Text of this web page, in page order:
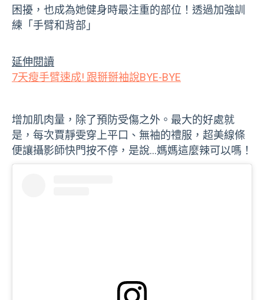
困擾，也成為她健身時最注重的部位！透過加強訓
練「手臂和背部」
延伸閱讀
7天瘦手臂速成! 跟掰掰袖說BYE-BYE
增加肌肉量，除了預防受傷之外。最大的好處就
是，每次賈靜雯穿上平口、無袖的禮服，超美線條
便讓攝影師快門按不停，是說…媽媽這麼辣可以嗎！